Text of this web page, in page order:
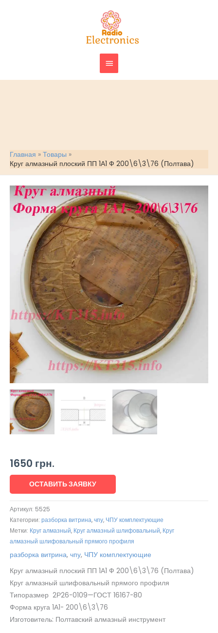
ГЛАВНОЕ
МЕНЮ
Главная
Товары
Круг алмазный плоский ПП 1А1 Ф 200\6\3\76 (Полтава)
1650 грн.
ОСТАВИТЬ ЗАЯВКУ
Артикул: 5525
Категории: разборка витрина,чпу, ЧПУ комплектующие
Метки: Круг алмазный, Круг алмазный шлифовальный, Круг
алмазный шлифовальный прямого профиля
разборка витрина, чпу, ЧПУ комплектующие
Круг алмазный плоский ПП 1А1 Ф 200\6\3\76 (Полтава)
Круг алмазный шлифовальный прямого профиля
Типоразмер 2Р26-0109—ГОСТ 16167-80
Форма круга 1А1- 200\6\3\76
Изготовитель: Полтавский алмазный инструмент